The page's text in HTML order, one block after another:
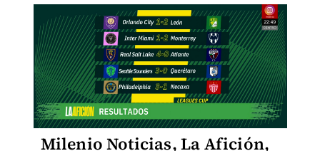
Milenio Noticias, La Afición,